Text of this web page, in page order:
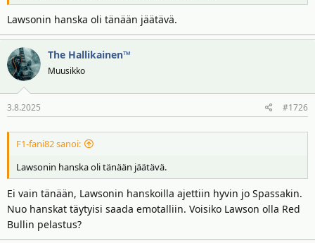
Lawsonin hanska oli tänään jäätävä.
The Hallikainen™
Muusikko
3.8.2025 #1726
F1-fani82 sanoi:
Lawsonin hanska oli tänään jäätävä.
Ei vain tänään, Lawsonin hanskoilla ajettiin hyvin jo Spassakin.
Nuo hanskat täytyisi saada emotalliin. Voisiko Lawson olla Red
Bullin pelastus?